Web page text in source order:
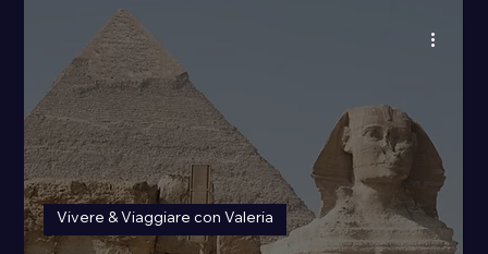
Vivere & Viaggiare con Valeria